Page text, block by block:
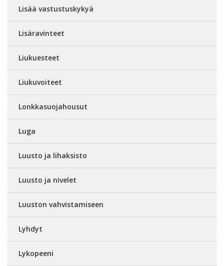
Lisää vastustuskykyä
Lisäravinteet
Liukuesteet
Liukuvoiteet
Lonkkasuojahousut
Luga
Luusto ja lihaksisto
Luusto ja nivelet
Luuston vahvistamiseen
Lyhdyt
Lykopeeni